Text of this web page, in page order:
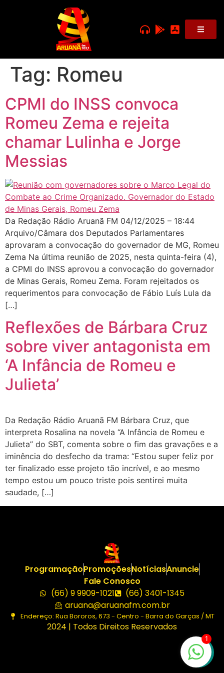
Tag: Romeu
CPMI do INSS convoca
Romeu Zema e rejeita
chamar Lulinha e Jorge
Messias
Da Redação Rádio Aruanã FM 04/12/2025 – 18:44
Arquivo/Câmara dos Deputados Parlamentares
aprovaram a convocação do governador de MG, Romeu
Zema Na última reunião de 2025, nesta quinta-feira (4),
a CPMI do INSS aprovou a convocação do governador
de Minas Gerais, Romeu Zema. Foram rejeitados os
requerimentos para convocação de Fábio Luís Lula da
[…]
Reflexões de Bárbara Cruz
sobre viver antagonista em
‘A Infância de Romeu e
Julieta’
Da Redação Rádio Aruanã FM Bárbara Cruz, que
interpreta Rosalina na novela “A Infância de Romeu e
Julieta” do SBT, comenta sobre o fim das gravações e a
iminência do desfecho da trama: “Estou super feliz por
ter finalizado esse projeto tão incrível, e ao mesmo
tempo estou um pouco triste pois sentirei muita
saudade, […]
ProgramaçãoPromoçõesNotíciasAnuncie
Fale Conosco
(66) 9 9909-1021
(66) 3401-1345
aruana@aruanafm.com.br
Endereço: Rua Bororos, 673 - Centro - Barra do Garças / MT
2024 | Todos Direitos Reservados
1